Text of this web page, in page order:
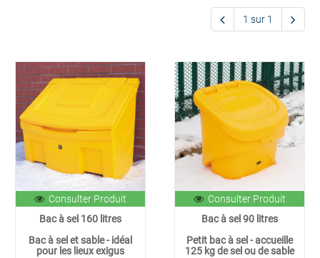
1 sur 1
Consulter Produit
Bac à sel 160 litres
Bac à sel et sable - idéal
pour les lieux exigus
Consulter Produit
Bac à sel 90 litres
Petit bac à sel - accueille
125 kg de sel ou de sable